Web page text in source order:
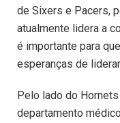
de Sixers e Pacers,
atualmente lidera a
é importante para
esperanças de
Pelo lado do
departamento